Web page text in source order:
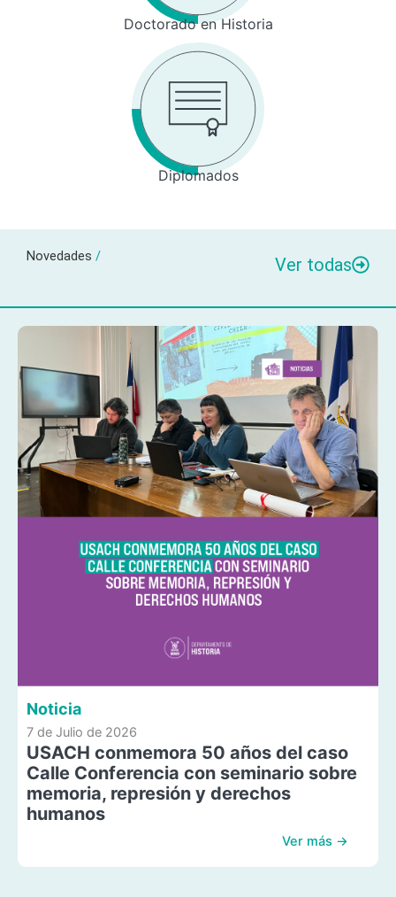
Doctorado en Historia
Diplomados
Novedades / Ver todas
Noticia
7 de Julio de 2026
USACH conmemora 50 años del caso
Calle Conferencia con seminario sobre
memoria, represión y derechos
humanos
Ver más →